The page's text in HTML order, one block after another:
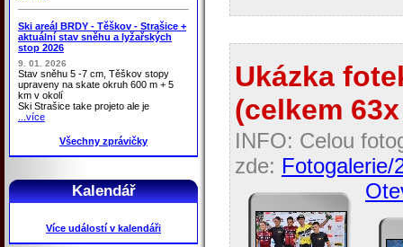
Ski areál BRDY - Těškov - Strašice +
aktuální stav sněhu a lyžařských
stop 2026
9. 01. 2026
Stav sněhu 5 -7 cm, Těškov stopy
upraveny na skate okruh 600 m + 5
km v okolí
Ski Strašice take projeto ale je
...více
Všechny zprávičky
Kalendář
Více událostí v kalendáři
Ukázka
(celkem
INFO: Celou
zde: Fotogalerie/